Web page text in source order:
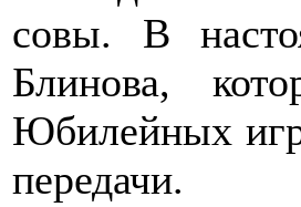
совы. В
Блинова,
Юбилейных
передачи.